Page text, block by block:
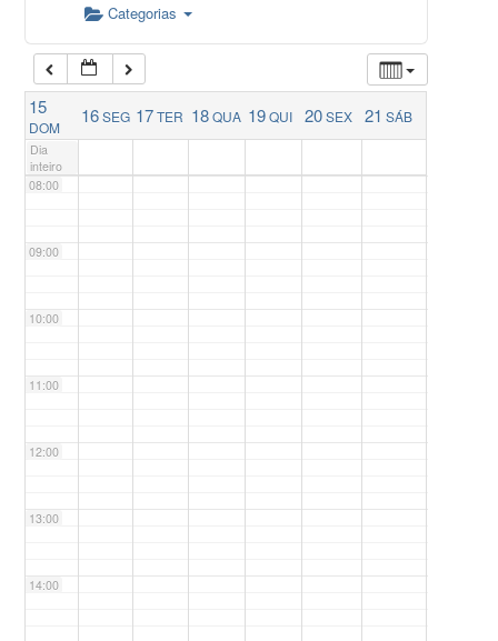
Categorias
15
DOM
16SEG 17TER 18QUA 19QUI 20SEX 21 SÁB
Dia
inteiro
06:00
07:00
08:00
09:00
10:00
11:00
12:00
13:00
14:00